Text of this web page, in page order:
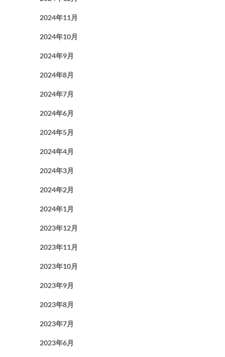
2024年11月
2024年10月
2024年9月
2024年8月
2024年7月
2024年6月
2024年5月
2024年4月
2024年3月
2024年2月
2024年1月
2023年12月
2023年11月
2023年10月
2023年9月
2023年8月
2023年7月
2023年6月